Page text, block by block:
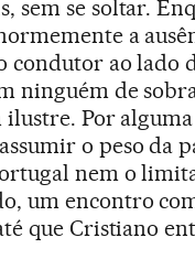
sem se soltar.
a
condutor ao lado
ninguém de
ilustre. Por
o peso da
nem o
um encontro
que Cristiano